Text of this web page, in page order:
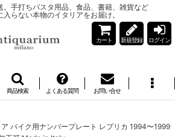
。手打ちパスタ用品、食品、書籍、雑貨など
入らない本物のイタリアをお届け。
カート 新規登録 ログイン
商品検索 よくある質問 お問い合せ
ア バイク用ナンバープレート レプリカ 1994〜1999